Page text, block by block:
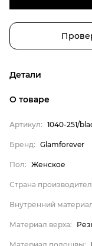
Детали
Бренд
Пол
Страна производитель
О товаре
Артикул: 1040-251/
Бренд: Glamforever
Пол: Женское
Страна
Внутренний
Материал верха: